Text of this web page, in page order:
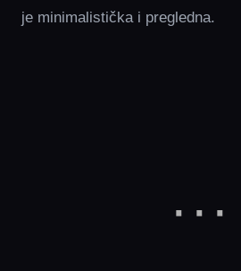
je minimalistička i pregledna.